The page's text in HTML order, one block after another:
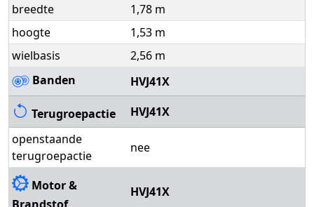
breedte
1,78 m
hoogte
1,53 m
wielbasis
2,56 m
Banden
HVJ41X
Terugroepactie
HVJ41X
openstaande
terugroepactie
nee
Motor &
HVJ41X